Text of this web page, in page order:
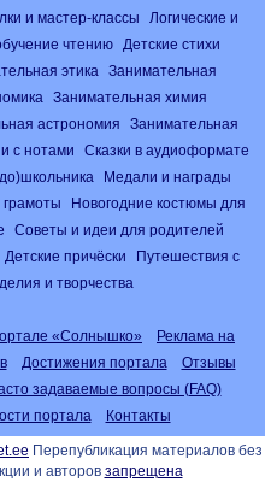
и мастер-классы
Логические и
чтению
Детские стихи
этика
Занимательная
Занимательная химия
астрономия
Занимательная
с нотами
Сказки в аудиоформате
Медали и награды
Новогодние костюмы для
Советы и идеи для родителей
Детские причёски
Путешествия с
и творчества
«Солнышко»
Реклама на
Достижения портала
Отзывы
задаваемые вопросы (FAQ)
портала
Контакты
Перепубликация материалов без
и авторов запрещена